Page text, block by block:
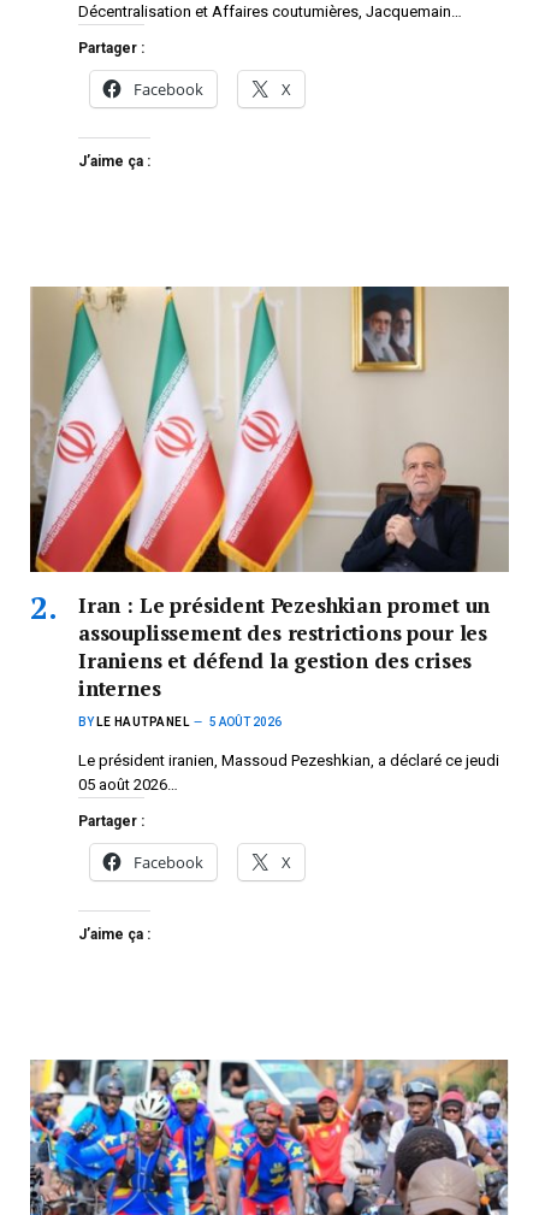
Décentralisation et Affaires coutumières, Jacquemain…
Partager :
Facebook X
J’aime ça :
Iran : Le président Pezeshkian promet un
assouplissement des restrictions pour les
Iraniens et défend la gestion des crises
internes
BY LE HAUTPANEL 5 AOÛT 2026
Le président iranien, Massoud Pezeshkian, a déclaré ce jeudi
05 août 2026…
Partager :
Facebook X
J’aime ça :